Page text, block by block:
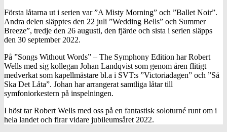
Första låtarna ut i serien var ”A Misty Morning” och ”Ballet Noir”.
Andra delen släpptes den 22 juli ”Wedding Bells” och Summer
Breeze”, tredje den 26 augusti, den fjärde och sista i serien släpps
den 30 september 2022.
På ”Songs Without Words” – The Symphony Edition har Robert
Wells med sig kollegan Johan Landqvist som genom åren flitigt
medverkat som kapellmästare bl.a i SVT:s ”Victoriadagen” och ”Så
Ska Det Låta”. Johan har arrangerat samtliga låtar till
symfoniorkestern på inspelningen.
I höst tar Robert Wells med oss på en fantastisk soloturné runt om i
hela landet och firar vidare jubileumsåret 2022.